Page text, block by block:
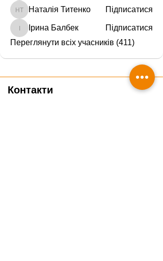
Наталія Титенко
Наталія Титенко Підписатися
Ірина Балбек
Ірина Балбек
Підписатися
Переглянути всіх учасників (411)
Контакти